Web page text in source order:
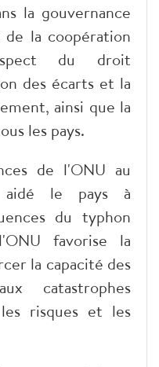
la gouvernance
la coopération
du droit
des écarts et la
ainsi que la
les pays.
de l'ONU au
aidé le pays à
du typhon
favorise la
la capacité des
catastrophes
risques et les